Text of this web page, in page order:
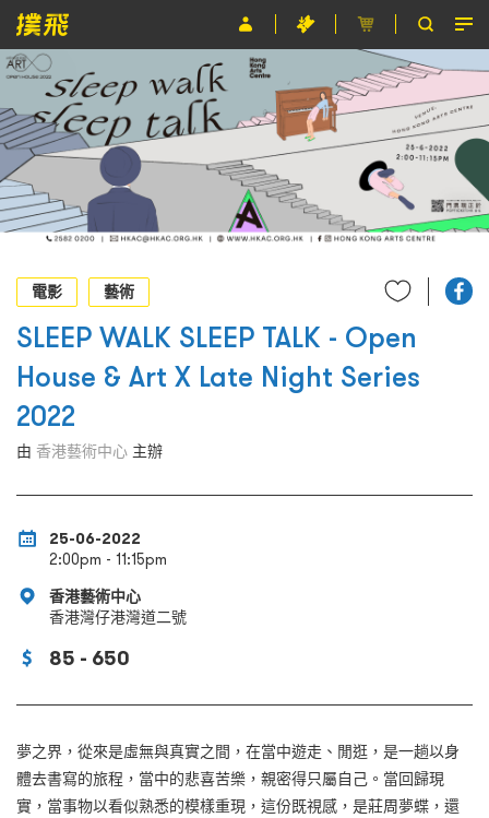
節目
主辦單位
關於撲飛
條款及細則
EN
電影
藝術
SLEEP WALK SLEEP TALK - Open
House & Art X Late Night Series
2022
由 香港藝術中心 主辦
25-06-2022
2:00pm - 11:15pm
香港藝術中心
香港灣仔港灣道二號
85 - 650
夢之界，從來是虛無與真實之間，在當中遊走、閒逛，是一趟以身
體去書寫的旅程，當中的悲喜苦樂，親密得只屬自己。當回歸現
實，當事物以看似熟悉的模樣重現，這份既視感，是莊周夢蝶，還